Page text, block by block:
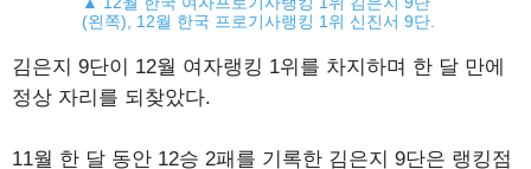
(왼쪽), 12월 한국 프로기사랭킹 1위 신진서 9단.
김은지 9단이 12월 여자랭킹 1위를 차지하며 한 달 만에
정상 자리를 되찾았다.
11월 한 달 동안 12승 2패를 기록한 김은지 9단은 랭킹점